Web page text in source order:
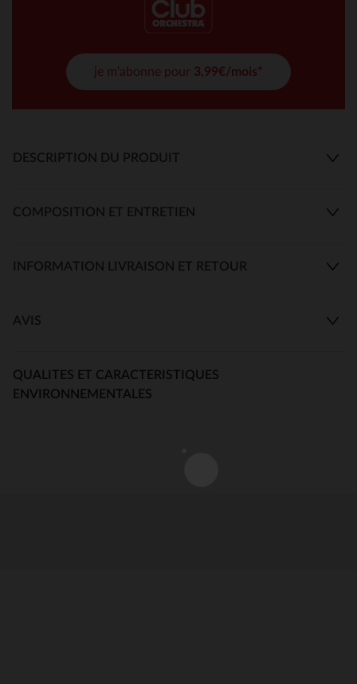
je m'abonne pour 3,99€/mois*
DESCRIPTION DU PRODUIT
COMPOSITION ET ENTRETIEN
INFORMATION LIVRAISON ET RETOUR
AVIS
QUALITES ET CARACTERISTIQUES
ENVIRONNEMENTALES